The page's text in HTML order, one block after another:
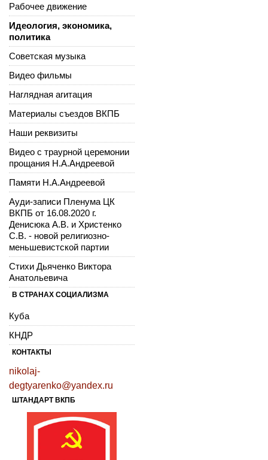
Рабочее движение
Идеология, экономика,
политика
Советская музыка
Видео фильмы
Наглядная агитация
Материалы съездов ВКПБ
Наши реквизиты
Видео с траурной церемонии
прощания Н.А.Андреевой
Памяти Н.А.Андреевой
Ауди-записи Пленума ЦК
ВКПБ от 16.08.2020 г.
Денисюка А.В. и Христенко
С.В. - новой религиозно-
меньшевистской партии
Стихи Дьяченко Виктора
Анатольевича
В СТРАНАХ СОЦИАЛИЗМА
Куба
КНДР
КОНТАКТЫ
nikolaj-
degtyarenko@yandex.ru
ШТАНДАРТ ВКПБ